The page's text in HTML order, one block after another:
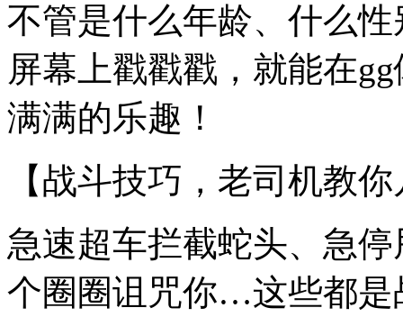
不管是什么年龄、什么
屏幕上戳戳戳，就能在
满满的乐趣！
【战斗技巧，老司机教
急速超车拦截蛇头、急
个圈圈诅咒你…这些都是